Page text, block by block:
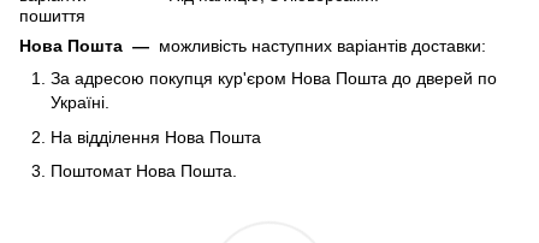
пошиття
Нова Пошта — можливість наступних варіантів доставки:
За адресою покупця кур'єром Нова Пошта до дверей по
Україні.
На відділення Нова Пошта
Поштомат Нова Пошта.